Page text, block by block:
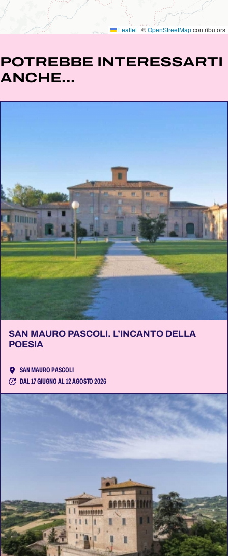
Leaflet | ©OpenStreetMapcontributors
POTREBBE INTERESSARTI
ANCHE...
SAN MAURO PASCOLI. L’INCANTO DELLA
POESIA
SAN MAURO PASCOLI
DAL 17 GIUGNO AL 12 AGOSTO 2026